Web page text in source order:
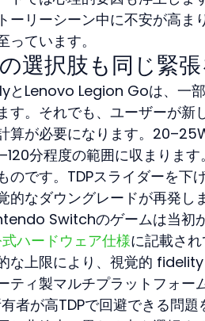
ーリーシーン中に不安が高
っています。
選択肢も同じ緊
とLenovo Legion Goは、一
す。それでも、ユーザーが
算が必要になります。
分程度の範囲に収まります
のです。TDPスライダーを下
的なダウングレードが再発し
Switchのゲームは当初
ハードウェア仕様に記載さ
な上限により、視覚的
ティ製マルチプラットフォ
者が高TDPで回避できる問